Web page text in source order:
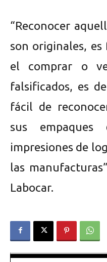
“Reconocer
son originales,
el comprar o
falsificados, es
fácil de
sus empaques
impresiones de
las
Labocar.